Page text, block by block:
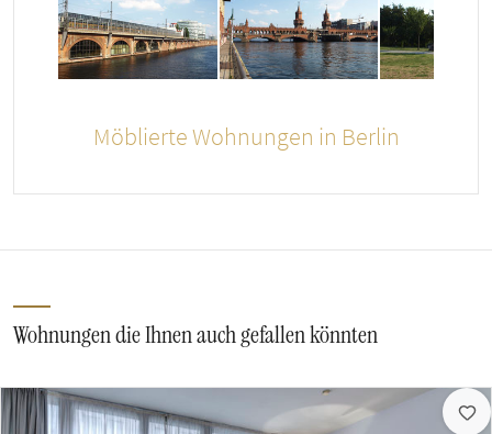
Möblierte Wohnungen in Berlin
Wohnungen die Ihnen auch gefallen könnten